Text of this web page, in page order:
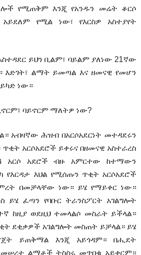
የሚጠቅም እንጂ የአንዱን መሬት ቆርሶ
የሚል ነው፣ የእርስዎ አስተያየት
አስተዳደር ይህን ቢልም፣ ባይልም ያለነው 21ኛው
እድገት፣ ልማት ይመጣል እና ዘመናዊ የመሆን
ነው።
ባይኖርም ማለትዎ ነው?
አብዛኛው ሕዝብ በአርሶአደርነት መተዳደሩን
አርሶአደሮች ይቀሩና በዘመናዊ አስተራረስ
አርሶ አደሮች ብዙ አምርተው ከተማውን
የእርዳታ እህል የሚሰጡን ጥቂት አርሶአደሮች
በመቻላቸው ነው። ይሄ የማይቀር ነው።
ይሄ ፈጣን የባቡር ትራንስፖርት አገልግሎት
ከዚያ ወደዚህ ተመላልሶ መስራት ይችላል።
ደቂቃዎች አገልግሎት መስጠት ይቻላል። ይሄ
ይጠቅማል እንጂ አይጎዳም። በሒደት
ልማቶች ትስስሩ መጥበቁ አይቀርም።